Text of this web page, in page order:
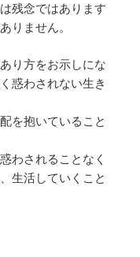
残念ではあります
りません。
り方をお示しにな
惑わされない生き
を抱いていること
わされることなく
生活していくこと